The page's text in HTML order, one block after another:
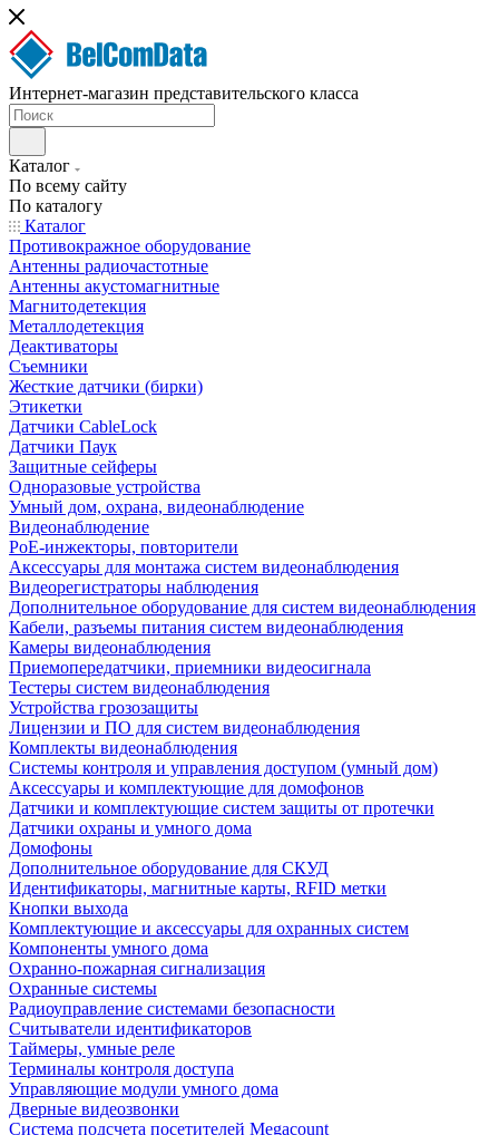
Интернет-магазин представительского класса
Каталог
По всему сайту
По каталогу
Каталог
Противокражное оборудование
Антенны радиочастотные
Антенны акустомагнитные
Магнитодетекция
Металлодетекция
Деактиваторы
Съемники
Жесткие датчики (бирки)
Этикетки
Датчики CableLock
Датчики Паук
Защитные сейферы
Одноразовые устройства
Умный дом, охрана, видеонаблюдение
Видеонаблюдение
PoE-инжекторы, повторители
Аксессуары для монтажа систем видеонаблюдения
Видеорегистраторы наблюдения
Дополнительное оборудование для систем видеонаблюдения
Кабели, разъемы питания систем видеонаблюдения
Камеры видеонаблюдения
Приемопередатчики, приемники видеосигнала
Тестеры систем видеонаблюдения
Устройства грозозащиты
Лицензии и ПО для систем видеонаблюдения
Комплекты видеонаблюдения
Системы контроля и управления доступом (умный дом)
Аксессуары и комплектующие для домофонов
Датчики и комплектующие систем защиты от протечки
Датчики охраны и умного дома
Домофоны
Дополнительное оборудование для СКУД
Идентификаторы, магнитные карты, RFID метки
Кнопки выхода
Комплектующие и аксессуары для охранных систем
Компоненты умного дома
Охранно-пожарная сигнализация
Охранные системы
Радиоуправление системами безопасности
Считыватели идентификаторов
Таймеры, умные реле
Терминалы контроля доступа
Управляющие модули умного дома
Дверные видеозвонки
Система подсчета посетителей Megacount